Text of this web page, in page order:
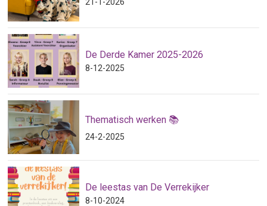
De Derde Kamer 2025-2026
8-12-2025
Thematisch werken 📚
24-2-2025
De leestas van De Verrekijker
8-10-2024